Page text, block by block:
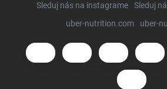
Sleduj nás na instagrame
Sleduj
uber-nutrition.com
uber-